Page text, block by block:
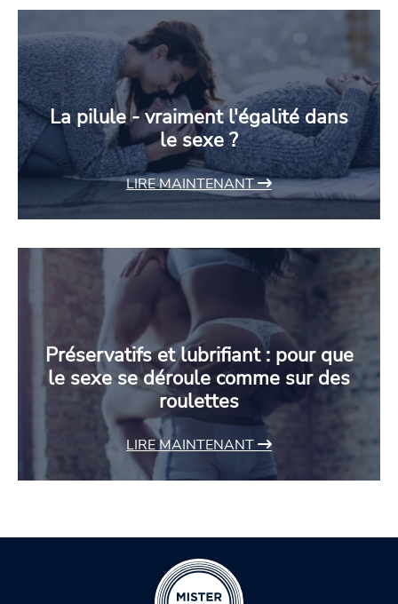
La pilule - vraiment l'égalité dans
le sexe ?
LIRE MAINTENANT
Préservatifs et lubrifiant : pour que
le sexe se déroule comme sur des
roulettes
LIRE MAINTENANT